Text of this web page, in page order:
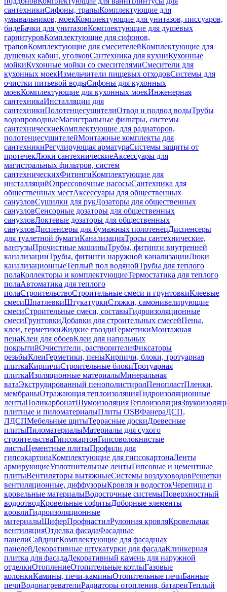
сантехникиСифоны, трапыКомплектующие для
умывальников, моекКомплектующие для унитазов, писсуаров,
бидеБачки для унитазовКомплектующие для душевых
гарнитуровКомплектующие для сифонов,
траповКомплектующие для смесителейКомплектующие для
душевых кабин, уголковСантехника для кухниКухонные
мойкиКухонные мойки со смесителямиСмесители для
кухонных моекИзмельчители пищевых отходовСистемы для
очистки питьевой водыСифоны для кухонных
моекКомплектующие для кухонных моекИнженерная
сантехникаИнсталляции для
сантехникиПолотенцесушителиОтвод и подвод водыТрубы
водопроводныеМагистральные фильтры, системы
сантехническиеКомплектующие для радиаторов,
полотенцесушителейМонтажные комплекты для
сантехникиРегулирующая арматураСистемы защиты от
протечекЛюки сантехническиеАксессуары для
магистральных фильтров, систем
сантехническихФитингиКомплектующие для
инсталляцийОпрессовочные насосыСантехника для
общественных местАксессуары для общественных
санузловСушилки для рукДозаторы для общественных
санузловСенсорные дозаторы для общественных
санузловЛоктевые дозаторы для общественных
санузловДиспенсеры для бумажных полотенецДиспенсеры
для туалетной бумагиКанализацияТросы сантехнические,
вантузыПрочистные машиныТрубы, фитинги внутренней
канализацииТрубы, фитинги наружной канализацииЛюки
канализационныеТеплый пол водянойТрубы для теплого
полаКоллекторы и комплектующиеТермостатика для теплого
полаАвтоматика для теплого
полаСтроительствоСтроительные смеси и грунтовкиКлеевые
смесиШпатлевкиШтукатуркиСтяжки, самонивелирующие
смесиСтроительные смеси, составыГидроизоляционные
смесиГрунтовкиДобавки для строительных смесейПены,
клеи, герметикиЖидкие гвоздиГерметикиМонтажная
пенаКлеи для обоевКлеи для напольных
покрытийОчистители, растворителиФиксаторы
резьбыКлеиГерметики, пеныКирпичи, блоки, тротуарная
плиткаКирпичиСтроительные блокиТротуарная
плиткаИзоляционные материалыМинеральная
ватаЭкструдированный пенополистиролПенопластПленки,
мембраныОтражающая теплоизоляцияГидроизоляционные
лентыПоликарбонатШумоизоляцияТеплоизоляция
плитные и пиломатериалыПлиты OSBФанераДСП,
ЛДСПМебельные щитыТеррасные доскиДревесные
плитыПиломатериалыМатериалы для сухого
строительстваГипсокартонГипсоволокнистые
листыЦементные плитыПрофили для
гипсокартонаКомплектующие для гипсокартонаЛенты
армирующиеУплотнительные лентыГипсовые и цементные
плитыВентиляторы вытяжныеСистемы воздуховодовРешетки
вентиляционные, диффузорыКровля и водостокЧерепица и
кровельные материалыВодосточные системыПоверхностный
водоотводКровельные софитыДоборные элементы
кровлиГидроизоляционные
материалыШиферПрофнастилРулонная кровляКровельная
вентиляцияОтделка фасадаФасадные
панелиСайдингКомплектующие для фасадных
панелейДекоративные штукатурки для фасадаКлинкерная
плитка для фасадаДекоративный камень для наружной
отделкиОтоплениеОтопительные котлыГазовые
колонкиКамины, печи-каминыОтопительные печиБанные
печиВодонагревателиРадиаторы отопления, батареиТеплый